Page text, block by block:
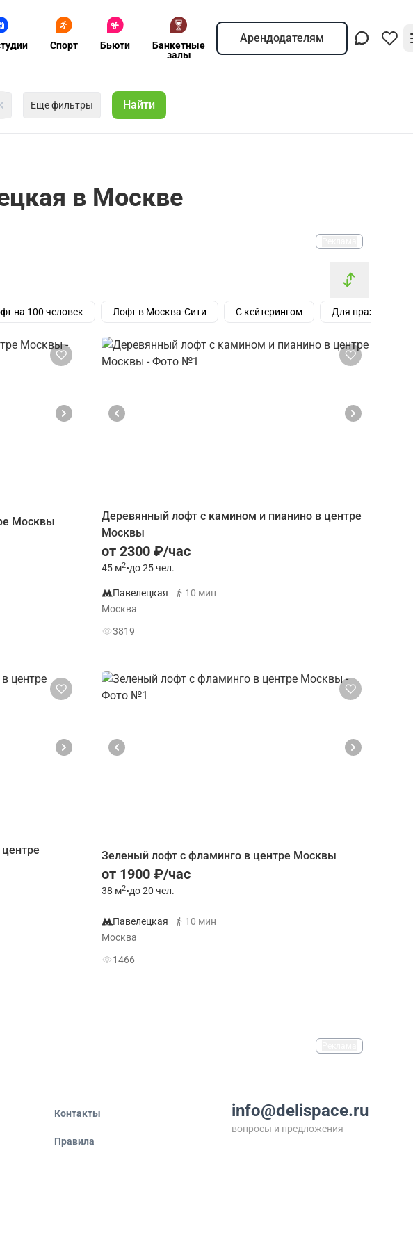
Спорт Бьюти
Банкетные
залы
Арендодателям
Еще фильтры Найти
в Москве
на 100 человек Лофт в Москва-Сити С кейтерингом Для праздника
Москвы
Деревянный лофт с камином и пианино в центре
Москвы
от 2300 ₽/час
45 м2•до 25 чел.
Павелецкая
10 мин
Москва
3819
Зеленый лофт с фламинго в центре Москвы
от 1900 ₽/час
38 м2•до 20 чел.
Павелецкая
10 мин
Москва
1466
Контакты
Правила
info@delispace.ru
вопросы и предложения